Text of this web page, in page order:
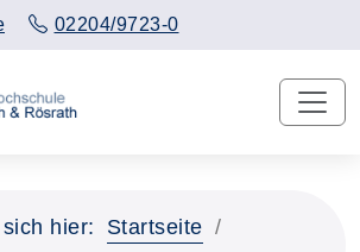
02204/9723-0
hier:
Startseite